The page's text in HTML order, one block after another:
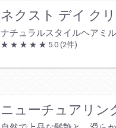
ネクスト デイ ク
ナチュラルスタイルヘアミ
★ ★ ★ ★ ★ 5.0 (2件)
ニューチュアリン